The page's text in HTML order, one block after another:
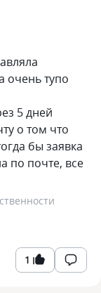
очень тупо
5 дней
о том что
бы заявка
по почте, все
1